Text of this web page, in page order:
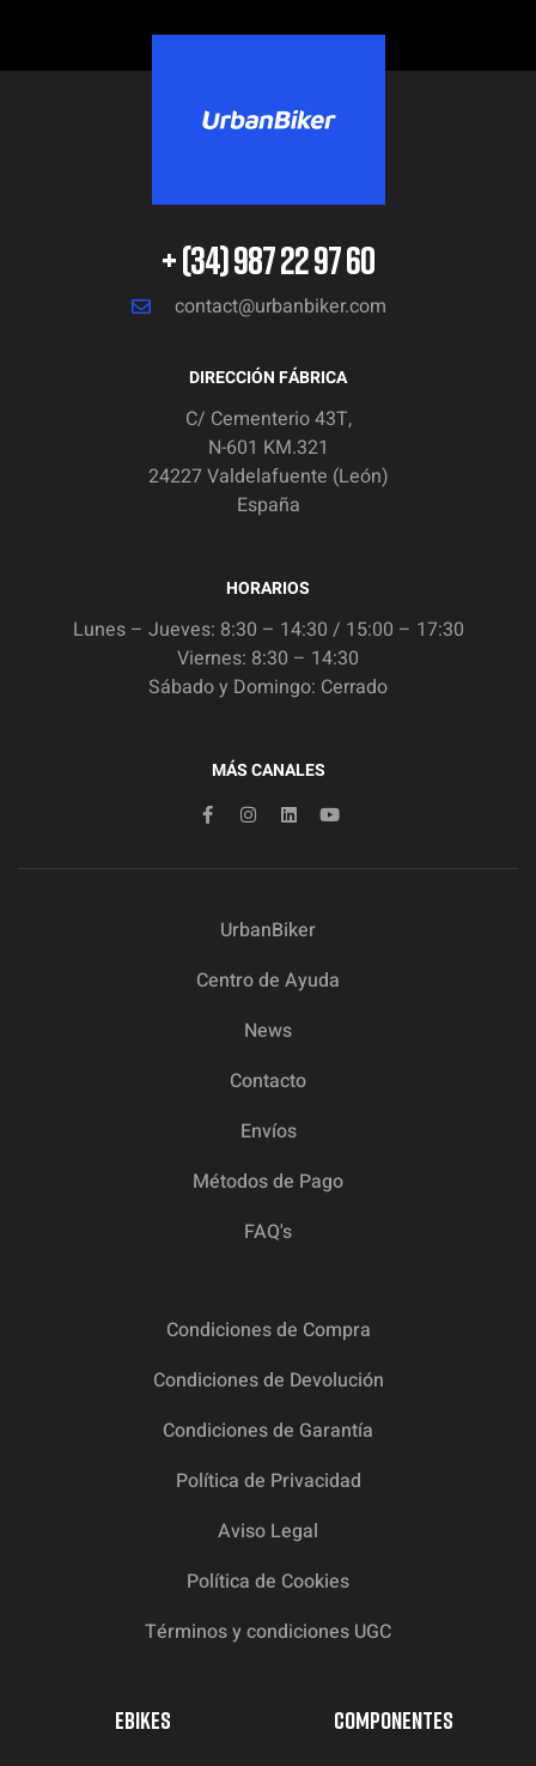
+ (34) 987 22 97 60
contact@urbanbiker.com
DIRECCIÓN FÁBRICA
C/ Cementerio 43T,
N-601 KM.321
24227 Valdelafuente (León)
España
HORARIOS
Lunes – Jueves: 8:30 – 14:30 / 15:00 – 17:30
Viernes: 8:30 – 14:30
Sábado y Domingo: Cerrado
MÁS CANALES
UrbanBiker
Centro de Ayuda
News
Contacto
Envíos
Métodos de Pago
FAQ's
Condiciones de Compra
Condiciones de Devolución
Condiciones de Garantía
Política de Privacidad
Aviso Legal
Política de Cookies
Términos y condiciones UGC
EBIKES COMPONENTES